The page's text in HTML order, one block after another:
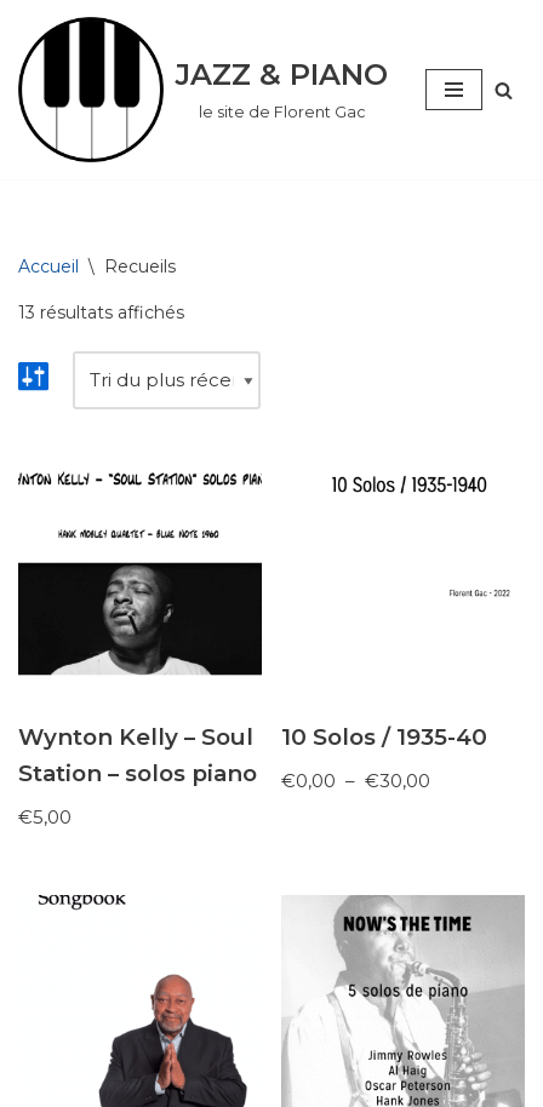
Aller
au
contenu
JAZZ & PIANO
le site de Florent Gac
Accueil \ Recueils
13 résultats affichés
Wynton Kelly – Soul
Station – solos piano
€5,00
10 Solos / 1935-40
€0,00 – €30,00